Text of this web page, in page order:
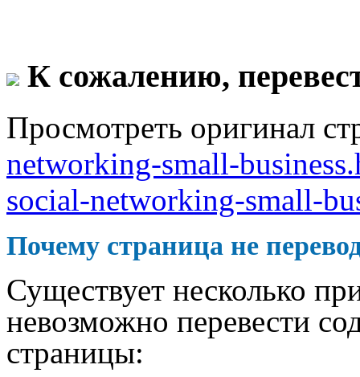
К сожалению,
Просмотреть оригинал
networking-small-
social-networking-small-
Почему страница не
Существует несколько
невозможно перевести
страницы: